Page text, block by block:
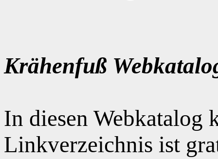
Krähenfuß
In diesen Webkatalog
Linkverzeichnis ist